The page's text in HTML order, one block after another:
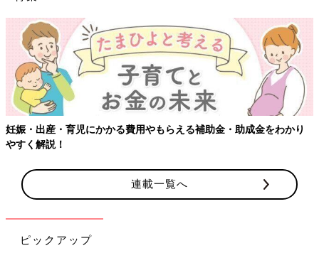
妊娠・出産・育児にかかる費用やもらえる補助金・助成金をわかり
やすく解説！
連載一覧へ
ピックアップ